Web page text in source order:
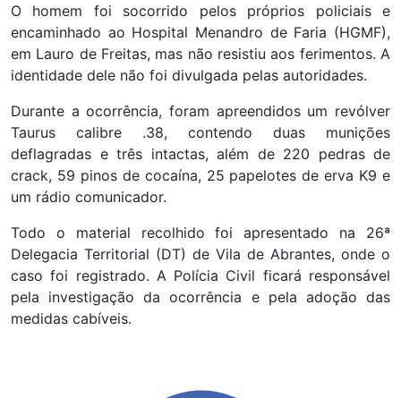
O homem foi socorrido pelos próprios policiais e
encaminhado ao Hospital Menandro de Faria (HGMF),
em Lauro de Freitas, mas não resistiu aos ferimentos. A
identidade dele não foi divulgada pelas autoridades.
Durante a ocorrência, foram apreendidos um revólver
Taurus calibre .38, contendo duas munições
deflagradas e três intactas, além de 220 pedras de
crack, 59 pinos de cocaína, 25 papelotes de erva K9 e
um rádio comunicador.
Todo o material recolhido foi apresentado na 26ª
Delegacia Territorial (DT) de Vila de Abrantes, onde o
caso foi registrado. A Polícia Civil ficará responsável
pela investigação da ocorrência e pela adoção das
medidas cabíveis.